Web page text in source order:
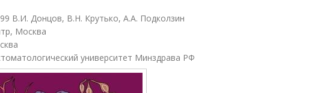
В.И. Донцов, В.Н. Крутько, А.А. Подколзин
Москва
университет Минздрава РФ